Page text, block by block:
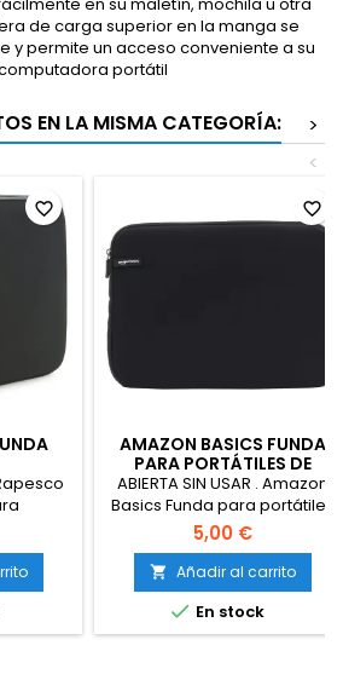
de carga superior en la manga se
y permite un acceso conveniente a su
portátil
EN LA MISMA CATEGORÍA:
>
<
Negro
favorite_border
AMAZON BASICS FUNDA
PARA PORTÁTILES DE
HASTA 14-PULGADAS,
COLOR NEGRO
ABIERTA SIN USAR . Amazon
Basics Funda para portátiles
de hasta 14-Pulgadas, Color
Negro
5,00 €
 Añadir al carrito
 En stock
favorite_border